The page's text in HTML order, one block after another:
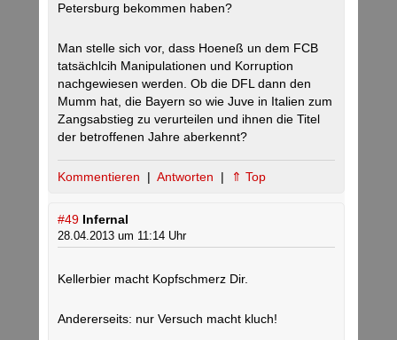
Petersburg bekommen haben?
Man stelle sich vor, dass Hoeneß un dem FCB
tatsächlcih Manipulationen und Korruption
nachgewiesen werden. Ob die DFL dann den
Mumm hat, die Bayern so wie Juve in Italien zum
Zangsabstieg zu verurteilen und ihnen die Titel
der betroffenen Jahre aberkennt?
Kommentieren | Antworten | ⇑ Top
#49 Infernal
28.04.2013 um 11:14 Uhr
Kellerbier macht Kopfschmerz Dir.
Andererseits: nur Versuch macht kluch!